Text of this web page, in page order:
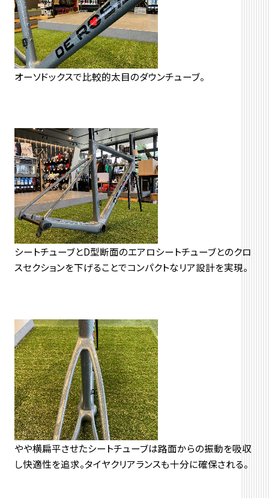
オーソドックスで比較的太目のダウンチューブ。
シートチューブとD型断面のエアロシートチューブとのクロ
スセクションを下げることでコンパクトなリア設計を実現。
やや横扁平させたシートチューブは路面からの振動を吸収
し快適性を追求。タイヤクリアランスも十分に確保される。